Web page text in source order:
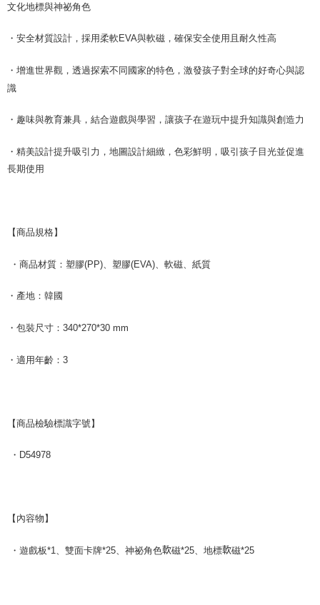
文化地標與神祕角色
・安全材質設計，採用柔軟 EVA與軟磁，確保安全使用且耐久性高
・增進世界觀，透過探索不同國家的特色，激發孩子對全球的好奇心與認
識
・趣味與教育兼具，結合遊戲與學習，讓孩子在遊玩中提升知識與創造力
・精美設計提升吸引力，地圖設計細緻，色彩鮮明，吸引孩子目光並促進
長期使用
【商品規格】
・商品材質：塑膠(PP) 、塑膠(EVA) 、軟磁、紙質
・產地：韓國
・包裝尺寸： 340*270*30 mm
・適用年齡： 3
【商品檢驗標識字號】
・ D54978
【內容物】
・遊戲板*1 、雙面卡牌*25 、神祕角色軟磁*25 、地標軟磁*25